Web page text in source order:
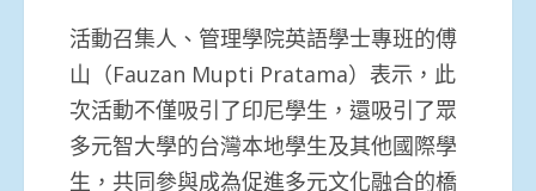
活動召集人、管理學院英語學士專班的傅
山（Fauzan Mupti Pratama）表示，此
次活動不僅吸引了印尼學生，還吸引了眾
多元智大學的台灣本地學生及其他國際學
生，共同參與成為促進多元文化融合的橋